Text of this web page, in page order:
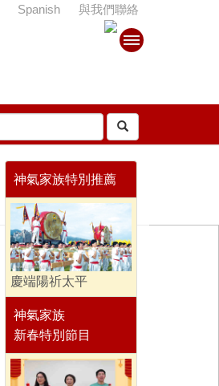
Spanish 與我們聯絡
神氣家族特別推薦
慶端陽祈太平
神氣家族
新春特別節目